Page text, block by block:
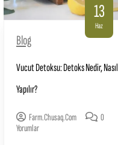
13
Haz
Blog
Vucut Detoksu: Detoks Nedir, Nasıl
Yapılır?
Farm.chusaq.com
0
Yorumlar